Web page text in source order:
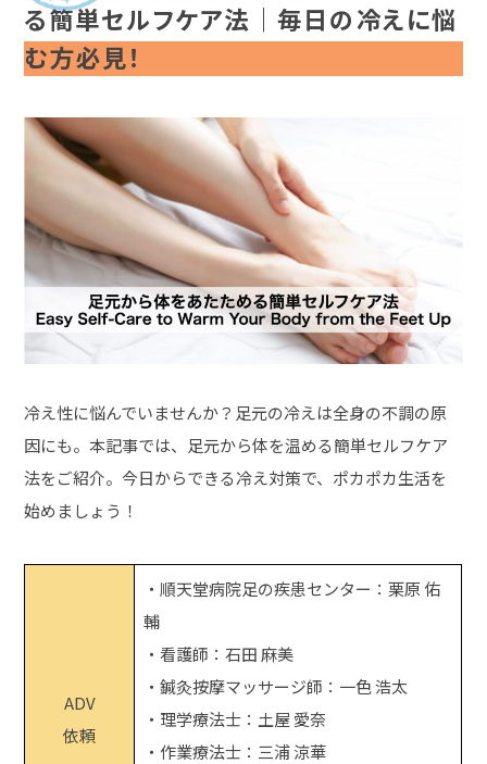
る簡単セルフケア法｜毎日の冷えに悩
む方必見！
冷え性に悩んでいませんか？足元の冷えは全身の不調の原
因にも。本記事では、足元から体を温める簡単セルフケア
法をご紹介。今日からできる冷え対策で、ポカポカ生活を
始めましょう！
ADV
依頼
・順天堂病院足の疾患センター：栗原 佑
輔
・看護師：石田 麻美
・鍼灸按摩マッサージ師：一色 浩太
・理学療法士：土屋 愛奈
・作業療法士：三浦 涼華